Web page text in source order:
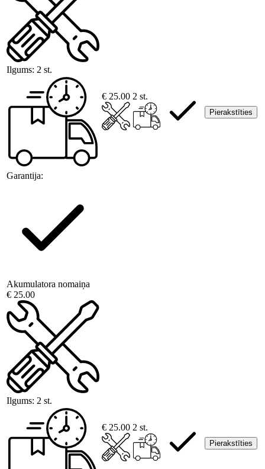
Ilgums: 2 st.
Garantija:
€ 25.00 2 st.
Pierakstīties
Akumulatora nomaiņa
€ 25.00
Ilgums: 2 st.
€ 25.00 2 st.
Pierakstīties